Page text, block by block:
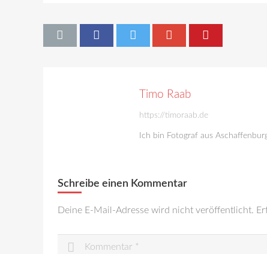
Timo Raab
https://timoraab.de
Ich bin Fotograf aus
Schreibe einen Kommentar
Deine E-Mail-Adresse wird nicht veröffentlicht.